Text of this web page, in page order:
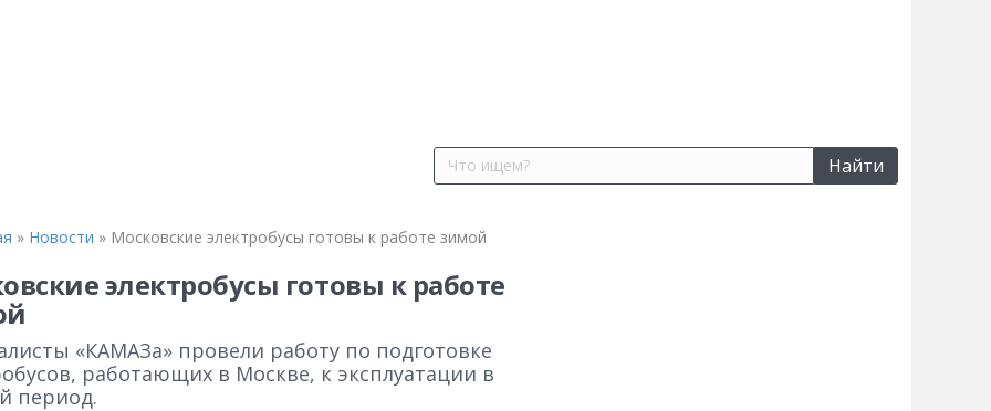
Найти
» Новости » Московские электробусы готовы к работе зимой
электробусы готовы к работе
«КАМАЗа» провели работу по подготовке
работающих в Москве, к эксплуатации в
период.